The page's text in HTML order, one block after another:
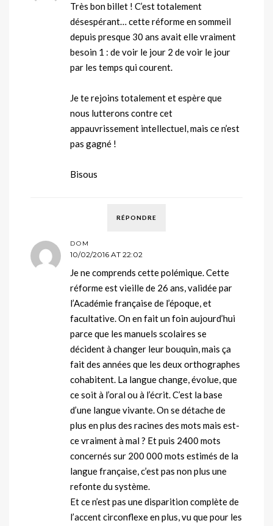
Très bon billet ! C’est totalement
désespérant… cette réforme en sommeil
depuis presque 30 ans avait elle vraiment
besoin 1 : de voir le jour 2 de voir le jour
par les temps qui courent.
Je te rejoins totalement et espère que
nous lutterons contre cet
appauvrissement intellectuel, mais ce n’est
pas gagné !
Bisous
RÉPONDRE
DOM
10/02/2016 AT 22:02
Je ne comprends cette polémique. Cette
réforme est vieille de 26 ans, validée par
l’Académie française de l’époque, et
facultative. On en fait un foin aujourd’hui
parce que les manuels scolaires se
décident à changer leur bouquin, mais ça
fait des années que les deux orthographes
cohabitent. La langue change, évolue, que
ce soit à l’oral ou à l’écrit. C’est la base
d’une langue vivante. On se détache de
plus en plus des racines des mots mais est-
ce vraiment à mal ? Et puis 2400 mots
concernés sur 200 000 mots estimés de la
langue française, c’est pas non plus une
refonte du système.
Et ce n’est pas une disparition complète de
l’accent circonflexe en plus, vu que pour les